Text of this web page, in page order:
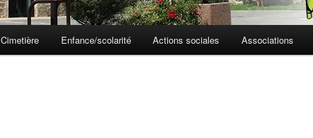
Cimetière Enfance/scolarité Actions sociales Associations